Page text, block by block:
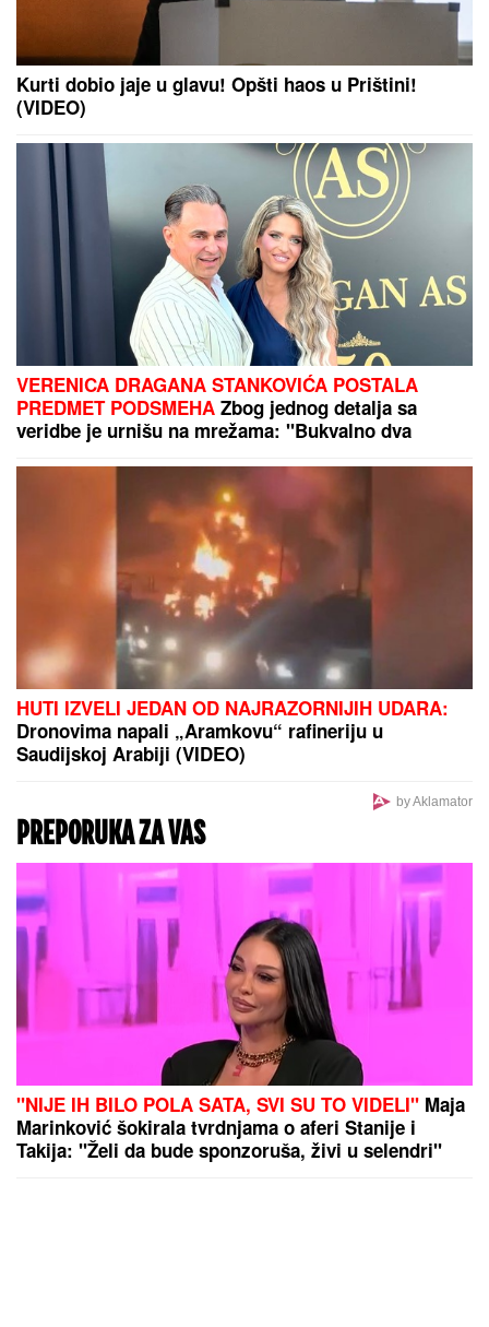
Kurti dobio jaje u glavu! Opšti haos u Prištini!
(VIDEO)
VERENICA DRAGANA STANKOVIĆA POSTALA
PREDMET PODSMEHA Zbog jednog detalja sa
veridbe je urnišu na mrežama: "Bukvalno dva
HUTI IZVELI JEDAN OD NAJRAZORNIJIH UDARA:
Dronovima napali „Aramkovu“ rafineriju u
Saudijskoj Arabiji (VIDEO)
by Aklamator
PREPORUKA ZA VAS
"NIJE IH BILO POLA SATA, SVI SU TO VIDELI" Maja
Marinković šokirala tvrdnjama o aferi Stanije i
Takija: "Želi da bude sponzoruša, živi u selendri"